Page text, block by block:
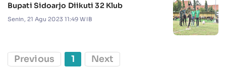
Bupati Sidoarjo Diikuti 32 Klub
Senin, 21 Agu 2023 11:49 WIB
Previous 1 Next